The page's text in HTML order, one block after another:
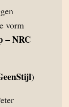
vorm
– NRC
)